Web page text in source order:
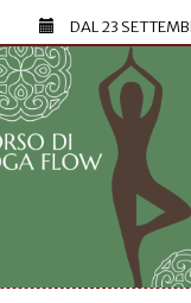
DAL23